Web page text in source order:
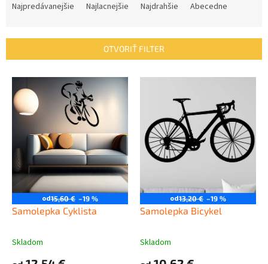
i
Najpredávanejšie Najlacnejšie Najdrahšie Abecedne
OTVORIŤ FILTER
V
od15,60 € –19 %
Samolepka Cyklista
Skladom
od13,20 € –19 %
Samolepka Bicykel
Skladom